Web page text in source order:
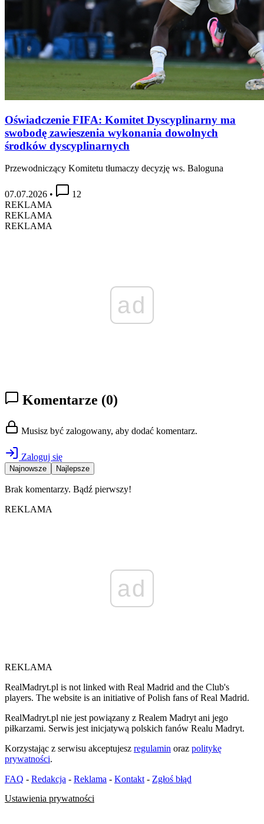
Oświadczenie FIFA: Komitet Dyscyplinarny ma
swobodę zawieszenia wykonania dowolnych
środków dyscyplinarnych
Przewodniczący Komitetu tłumaczy decyzję ws. Baloguna
07.07.2026 •
12
REKLAMA
REKLAMA
REKLAMA
ad
Komentarze (0)
Musisz być zalogowany, aby dodać komentarz.
Zaloguj się
Najnowsze Najlepsze
Brak komentarzy. Bądź pierwszy!
REKLAMA
ad
REKLAMA
RealMadryt.pl is not linked with Real Madrid and the Club's
players. The website is an initiative of Polish fans of Real Madrid.
RealMadryt.pl nie jest powiązany z Realem Madryt ani jego
piłkarzami. Serwis jest inicjatywą polskich fanów Realu Madryt.
Korzystając z serwisu akceptujesz regulamin oraz politykę
prywatności.
FAQ - Redakcja - Reklama - Kontakt - Zgłoś błąd
Ustawienia prywatności